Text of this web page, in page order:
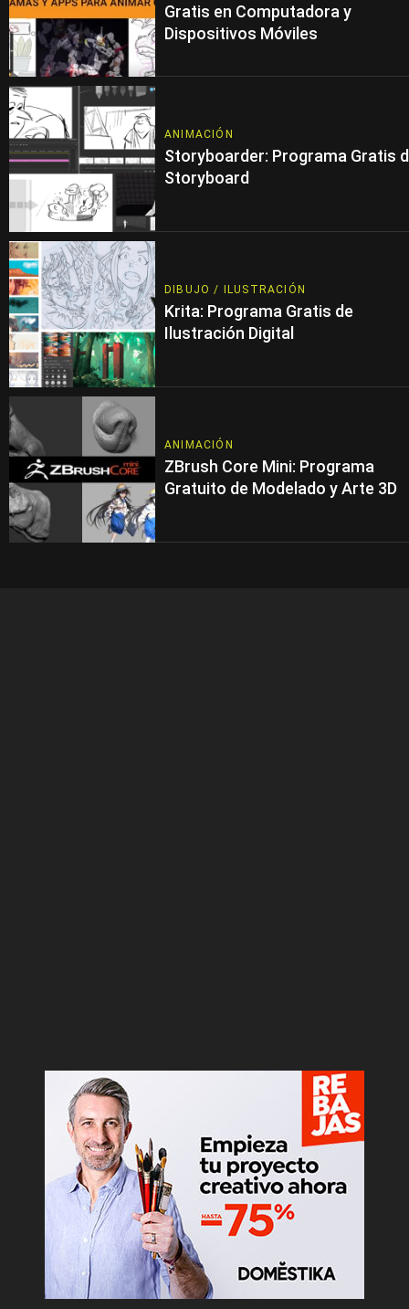
Gratis en Computadora y
Dispositivos Móviles
ANIMACIÓN
Storyboarder: Programa Gratis
Storyboard
DIBUJO / ILUSTRACIÓN
Krita: Programa Gratis de
Ilustración Digital
ANIMACIÓN
ZBrush Core Mini: Programa
Gratuito de Modelado y Arte 3D